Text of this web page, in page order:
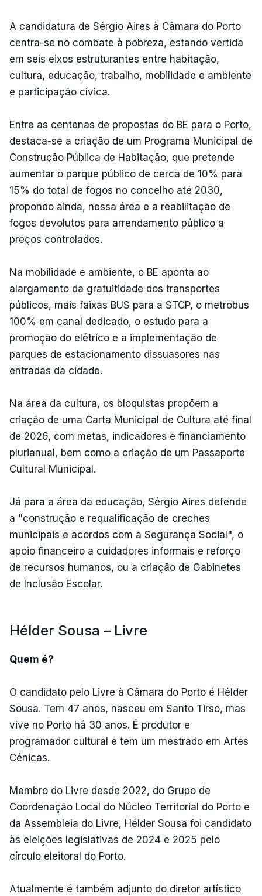
A candidatura de Sérgio Aires à Câmara do Porto
centra-se no combate à pobreza, estando vertida
em seis eixos estruturantes entre habitação,
cultura, educação, trabalho, mobilidade e ambiente
e participação cívica.
Entre as centenas de propostas do BE para o Porto,
destaca-se a criação de um Programa Municipal de
Construção Pública de Habitação, que pretende
aumentar o parque público de cerca de 10% para
15% do total de fogos no concelho até 2030,
propondo ainda, nessa área e a reabilitação de
fogos devolutos para arrendamento público a
preços controlados.
Na mobilidade e ambiente, o BE aponta ao
alargamento da gratuitidade dos transportes
públicos, mais faixas BUS para a STCP, o metrobus
100% em canal dedicado, o estudo para a
promoção do elétrico e a implementação de
parques de estacionamento dissuasores nas
entradas da cidade.
Na área da cultura, os bloquistas propõem a
criação de uma Carta Municipal de Cultura até final
de 2026, com metas, indicadores e financiamento
plurianual, bem como a criação de um Passaporte
Cultural Municipal.
Já para a área da educação, Sérgio Aires defende
a "construção e requalificação de creches
municipais e acordos com a Segurança Social", o
apoio financeiro a cuidadores informais e reforço
de recursos humanos, ou a criação de Gabinetes
de Inclusão Escolar.
Hélder Sousa – Livre
Quem é?
O candidato pelo Livre à Câmara do Porto é Hélder
Sousa. Tem 47 anos, nasceu em Santo Tirso, mas
vive no Porto há 30 anos. É produtor e
programador cultural e tem um mestrado em Artes
Cénicas.
Membro do Livre desde 2022, do Grupo de
Coordenação Local do Núcleo Territorial do Porto e
da Assembleia do Livre, Hélder Sousa foi candidato
às eleições legislativas de 2024 e 2025 pelo
círculo eleitoral do Porto.
Atualmente é também adjunto do diretor artístico